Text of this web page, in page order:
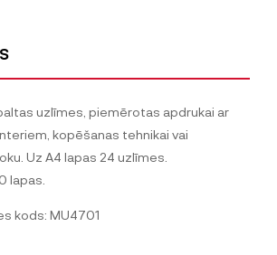
uzlīmes, piemērotas apdrukai ar
kopēšanas tehnikai vai
Uz A4 lapas 24 uzlīmes.
lapas.
kods: MU4701